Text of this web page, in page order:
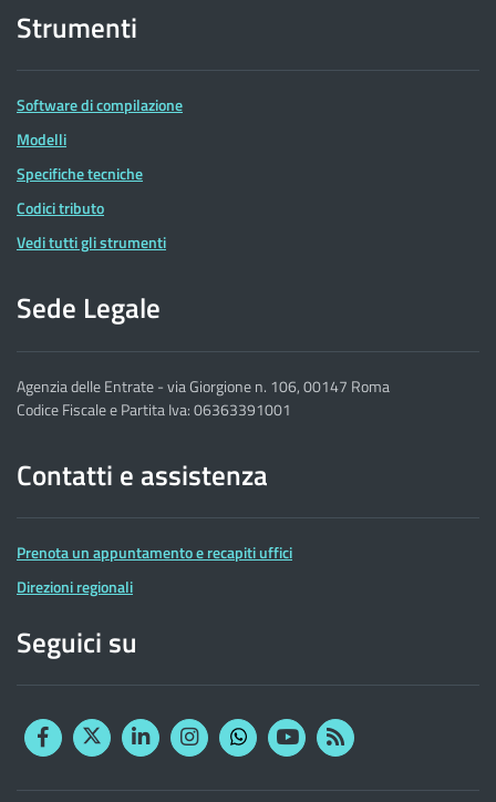
Strumenti
Software di compilazione
Modelli
Specifiche tecniche
Codici tributo
Vedi tutti gli strumenti
Sede Legale
Agenzia delle Entrate - via Giorgione n. 106, 00147 Roma
Codice Fiscale e Partita Iva: 06363391001
Contatti e assistenza
Prenota un appuntamento e recapiti uffici
Direzioni regionali
Seguici su
FacebookTwitterLinkedinInstagram
YouTubeRSS